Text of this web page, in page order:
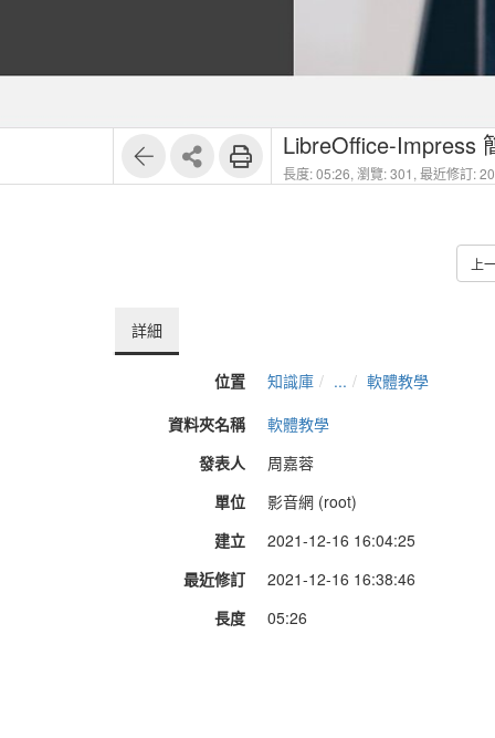
LibreOffice-Impress
長度: 05:26, 瀏覽: 301, 最近修訂:
上
詳細
位置 知識庫 ...
軟體教學
資料夾名稱
軟體教學
發表人
周嘉蓉
單位
影音網 (root)
建立
2021-12-16 16:04:25
最近修訂
2021-12-16 16:38:46
長度
05:26